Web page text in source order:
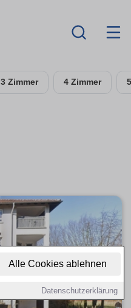
Alle Cookies ablehnen
Datenschutzerklärung
3 Zimmer 4 Zimmer